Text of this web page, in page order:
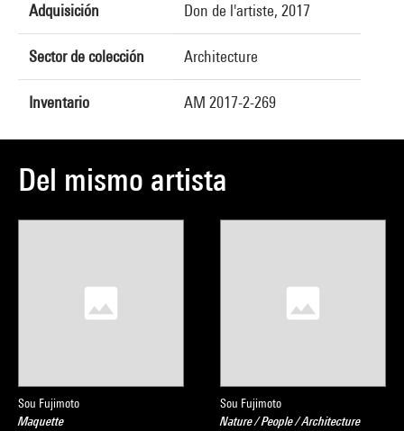
Adquisición Don de l'artiste, 2017
Sector de colección Architecture
Inventario AM 2017-2-269
Del mismo artista
Sou Fujimoto
Maquette
Sou Fujimoto
Nature / People / Architecture